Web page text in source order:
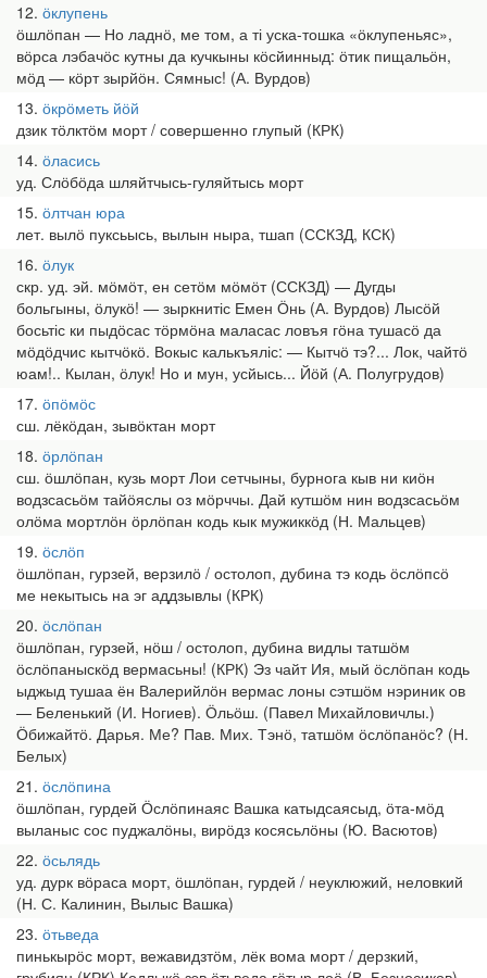
12 ӧклупень
ӧшлӧпан — Но ладнӧ, ме том, а ті уска-тошка «ӧклупеньяс»,
вӧрса лэбачӧс кутны да кучкыны кӧсйинныд: ӧтик пищальӧн,
мӧд — кӧрт зырйӧн. Сямныс! (А. Вурдов)
13 ӧкрӧметь йӧй
дзик тӧлктӧм морт / совершенно глупый (КРК)
14 ӧласись
уд. Слӧбӧда шляйтчысь-гуляйтысь морт
15 ӧлтчан юра
лет. вылӧ пуксьысь, вылын ныра, тшап (ССКЗД, КСК)
16 ӧлук
скр. уд. эй. мӧмӧт, ен сетӧм мӧмӧт (ССКЗД) — Дугды
больгыны, ӧлукӧ! — зыркнитіс Емен Ӧнь (А. Вурдов) Лысӧй
босьтіс ки пыдӧсас тӧрмӧна маласас ловъя гӧна тушасӧ да
мӧдӧдчис кытчӧкӧ. Вокыс калькъяліс: — Кытчӧ тэ?... Лок, чайтӧ
юам!.. Кылан, ӧлук! Но и мун, усйысь... Йӧй (А. Полугрудов)
17 ӧпӧмӧс
сш. лёкӧдан, зывӧктан морт
18 ӧрлӧпан
сш. ӧшлӧпан, кузь морт Лои сетчыны, бурнога кыв ни киӧн
водзсасьӧм тайӧяслы оз мӧрччы. Дай кутшӧм нин водзсасьӧм
олӧма мортлӧн ӧрлӧпан кодь кык мужиккӧд (Н. Мальцев)
19 ӧслӧп
ӧшлӧпан, гурзей, верзилӧ / остолоп, дубина тэ кодь ӧслӧпсӧ
ме некытысь на эг аддзывлы (КРК)
20 ӧслӧпан
ӧшлӧпан, гурзей, нӧш / остолоп, дубина видлы татшӧм
ӧслӧпаныскӧд вермасьны! (КРК) Эз чайт Ия, мый ӧслӧпан кодь
ыджыд тушаа ён Валерийлӧн вермас лоны сэтшӧм нэриник ов
— Беленький (И. Ногиев). Ӧльӧш. (Павел Михайловичлы.)
Ӧбижайтӧ. Дарья. Ме? Пав. Мих. Тэнӧ, татшӧм ӧслӧпанӧс? (Н.
Белых)
21 ӧслӧпина
ӧшлӧпан, гурдей Ӧслӧпинаяс Вашка катыдсаясыд, ӧта-мӧд
выланыс сос пуджалӧны, вирӧдз косясьлӧны (Ю. Васютов)
22 ӧсьлядь
уд. дурк вӧраса морт, ӧшлӧпан, гурдей / неуклюжий, неловкий
(Н. С. Калинин, Вылыс Вашка)
23 ӧтьведа
пинькырӧс морт, вежавидзтӧм, лёк вома морт / дерзкий,